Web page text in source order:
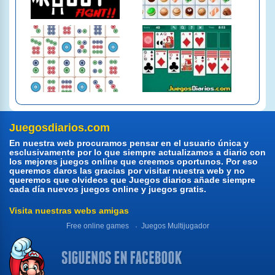
Juegosdiarios.com
En nuestra web procuramos pensar en el usuario única y
esclusivamente por lo que siempre actualizamos a diario con
los mejores juegos online que creemos oportunos. Por eso
queremos daros las gracias por visitar nuestra web y no
queremos que olvideos que Juegos diarios añade siempre
cada día nuevos juegos online y juegos gratis.
Visita nuestras webs amigas
Free online games Juegos Multijugador